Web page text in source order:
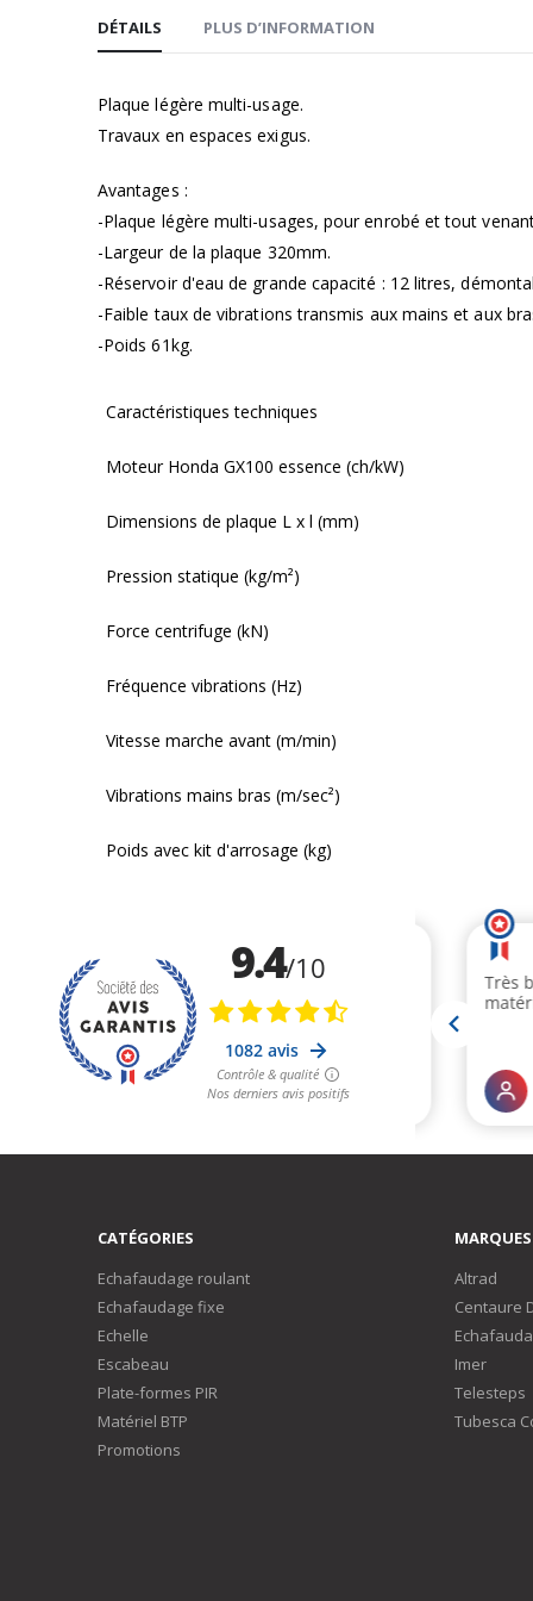
DÉTAILS
Plaque légère multi-usage.
Travaux en espaces exigus.
Avantages :
-Plaque légère multi-usages, pour enrobé et tout
-Largeur de la plaque 320mm.
-Réservoir d'eau de grande capacité : 12 litres,
-Faible taux de vibrations transmis aux mains et aux
-Poids 61kg.
Caractéristiques techniques
Moteur Honda GX100 essence (ch/kW)
Dimensions de plaque L x l (mm)
Pression statique (kg/m²)
Force centrifuge (kN)
Fréquence vibrations (Hz)
Vitesse marche avant (m/min)
Vibrations mains bras (m/sec²)
Poids avec kit d'arrosage (kg)
PLUS D’INFORMATION
CATÉGORIES
Echafaudage roulant
Echafaudage fixe
Echelle
Escabeau
Plate-formes PIR
Matériel BTP
Promotions
MARQUES
Altrad
Centaure
Imer
Telesteps
Tubesca